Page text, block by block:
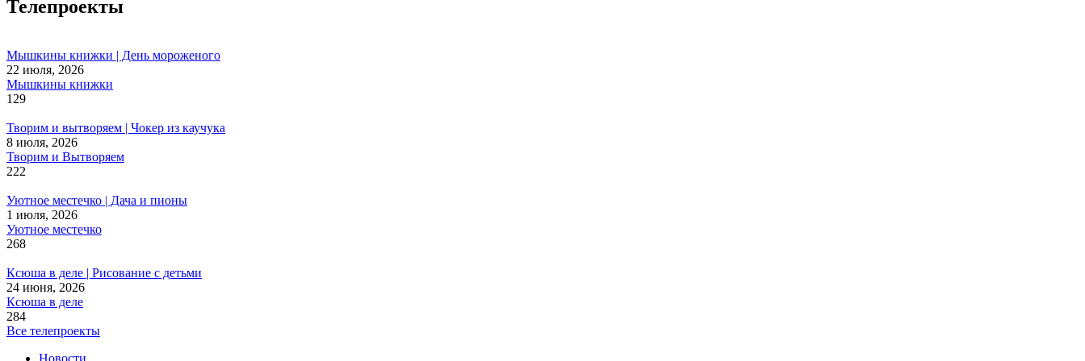
Телепроекты
Мышкины книжки | День мороженого
22 июля, 2026
Мышкины книжки
129
Творим и вытворяем | Чокер из каучука
8 июля, 2026
Творим и Вытворяем
222
Уютное местечко | Дача и пионы
1 июля, 2026
Уютное местечко
268
Ксюша в деле | Рисование с детьми
24 июня, 2026
Ксюша в деле
284
Все телепроекты
Новости